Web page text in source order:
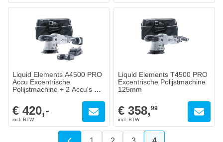
Liquid Elements A4500 PRO
Accu Excentrische
Polijstmachine + 2 Accu's &
€ 420,-
Liquid Elements T4500 PRO
Excentrische Polijstmachine
125mm
€ 358,99